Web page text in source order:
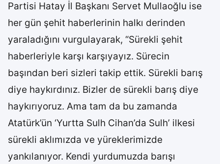
Partisi Hatay İl Başkanı Servet Mullaoğlu ise
her gün şehit haberlerinin halkı derinden
yaraladığını vurgulayarak, “Sürekli şehit
haberleriyle karşı karşıyayız. Sürecin
başından beri sizleri takip ettik. Sürekli barış
diye haykırdınız. Bizler de sürekli barış diye
haykırıyoruz. Ama tam da bu zamanda
Atatürk’ün ‘Yurtta Sulh Cihan’da Sulh’ ilkesi
sürekli aklımızda ve yüreklerimizde
yankılanıyor. Kendi yurdumuzda barışı